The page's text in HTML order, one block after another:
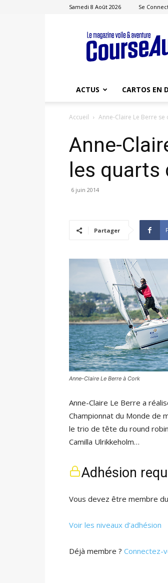
Samedi 8 Août 2026 Se
au
ACTUS CARTOS EN
Accueil Anne-Claire Le Berre
Anne-
les quarts
6 juin 2014
Partager
Anne-Claire Le Berre à Cork
Anne-Claire Le Berre a
Championnat du Monde de
le trio de tête du round
Camilla Ulrikkeholm…
Adhésion
Vous devez être membre
Voir les niveaux d’adhésion
Déjà membre ? Connectez-